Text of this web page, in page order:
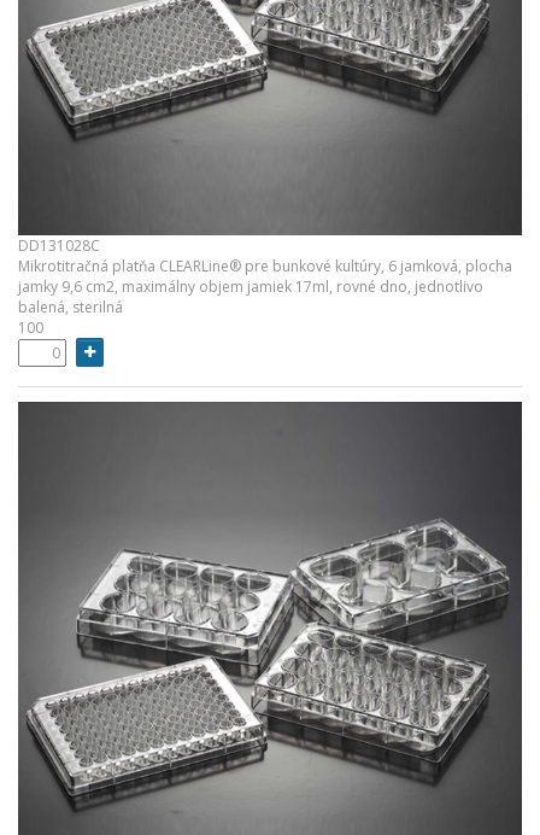
DD131028C
Mikrotitračná platňa CLEARLine® pre bunkové kultúry, 6 jamková, plocha
jamky 9,6 cm2, maximálny objem jamiek 17ml, rovné dno, jednotlivo
balená, sterilná
100